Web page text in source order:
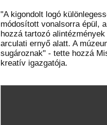
"A kigondolt logó
módosított vonalsorra épül,
hozzá tartozó
arculati ernyő alatt. A
sugároznak" - tette hozzá
kreatív igazgatója.